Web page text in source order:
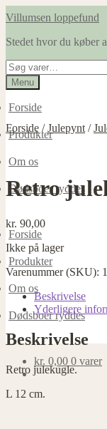
Spring
navigation
Spring
indhold
Villumsen loppefund
Stedet hvor du køber
Søg
efter:
Menu
Forside
Produkter
Om os
Dødsboer ryddes
Forside
Produkter
Om os
Dødsboer ryddes
kr. 0,00 0 varer
Forside /Julepynt /
Retro
kr. 90,00
Ikke på lager
Varenummer (SKU):
Beskrivelse
Yderligere
Beskrivelse
Retro julekugle.
L 12 cm.